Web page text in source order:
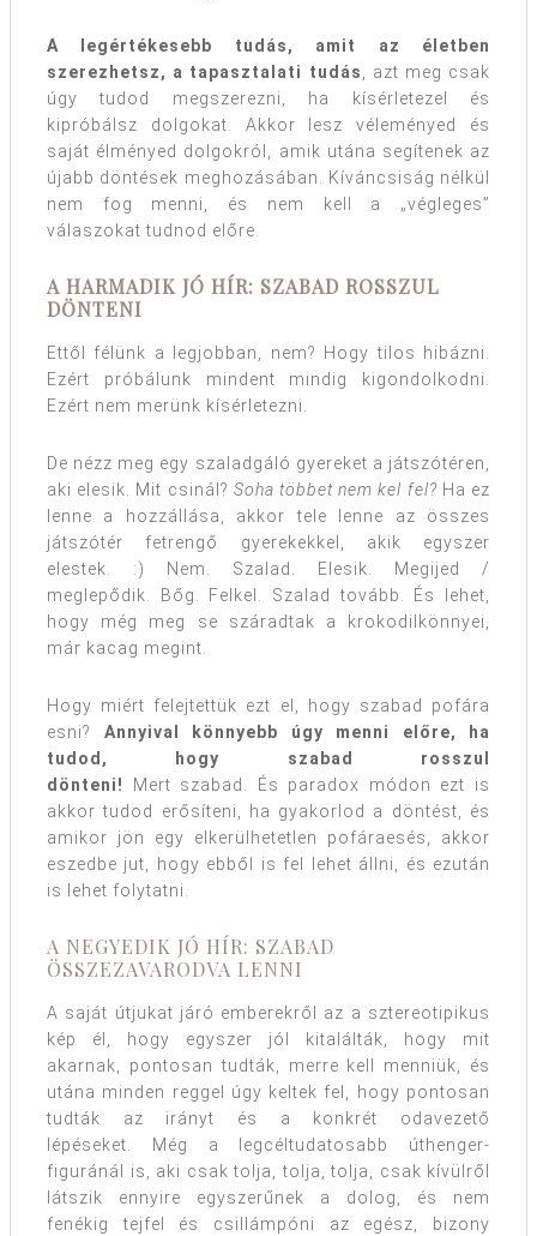
A legértékesebb tudás, amit az életben
szerezhetsz, a tapasztalati tudás, azt meg csak
úgy tudod megszerezni, ha kísérletezel és
kipróbálsz dolgokat. Akkor lesz véleményed és
saját élményed dolgokról, amik utána segítenek az
újabb döntések meghozásában. Kíváncsiság nélkül
nem fog menni, és nem kell a „végleges”
válaszokat tudnod előre.
A HARMADIK JÓ HÍR: SZABAD ROSSZUL
DÖNTENI
Ettől félünk a legjobban, nem? Hogy tilos hibázni.
Ezért próbálunk mindent mindig kigondolkodni.
Ezért nem merünk kísérletezni.
De nézz meg egy szaladgáló gyereket a játszótéren,
aki elesik. Mit csinál? Soha többet nem kel fel?Ha ez
lenne a hozzállása, akkor tele lenne az összes
játszótér fetrengő gyerekekkel, akik egyszer
elestek. :) Nem. Szalad. Elesik. Megijed /
meglepődik. Bőg. Felkel. Szalad tovább. És lehet,
hogy még meg se száradtak a krokodilkönnyei,
már kacag megint.
Hogy miért felejtettük ezt el, hogy szabad pofára
esni? Annyival könnyebb úgy menni előre, ha
tudod, hogy szabad rosszul
dönteni!
Mert szabad. És paradox módon ezt is
akkor tudod erősíteni, ha gyakorlod a döntést, és
amikor jön egy elkerülhetetlen pofáraesés, akkor
eszedbe jut, hogy ebből is fel lehet állni, és ezután
is lehet folytatni.
A NEGYEDIK JÓ HÍR: SZABAD
ÖSSZEZAVARODVA LENNI
A saját útjukat járó emberekről az a sztereotipikus
kép él, hogy egyszer jól kitalálták, hogy mit
akarnak, pontosan tudták, merre kell menniük, és
utána minden reggel úgy keltek fel, hogy pontosan
tudták az irányt és a konkrét odavezető
lépéseket. Még a legcéltudatosabb úthenger-
figuránál is, aki csak tolja, tolja, tolja, csak kívülről
látszik ennyire egyszerűnek a dolog, és nem
fenékig tejfel és csillámpóni az egész, bizony